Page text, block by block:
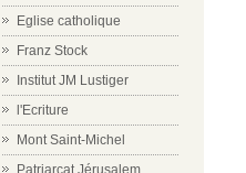
Eglise catholique
Franz Stock
Institut JM Lustiger
l'Ecriture
Mont Saint-Michel
Patriarcat Jérusalem